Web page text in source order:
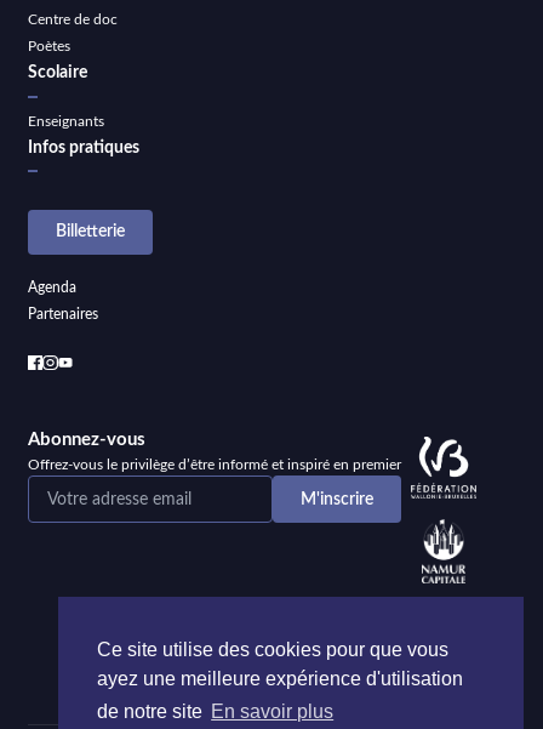
Centre de doc
Poètes
Scolaire
Enseignants
Infos pratiques
Billetterie
Agenda
Partenaires
Abonnez-vous
Offrez-vous le privilège d’être informé et inspiré en premier
Ce site utilise des cookies pour que vous
ayez une meilleure expérience d'utilisation
de notre site En savoir plus